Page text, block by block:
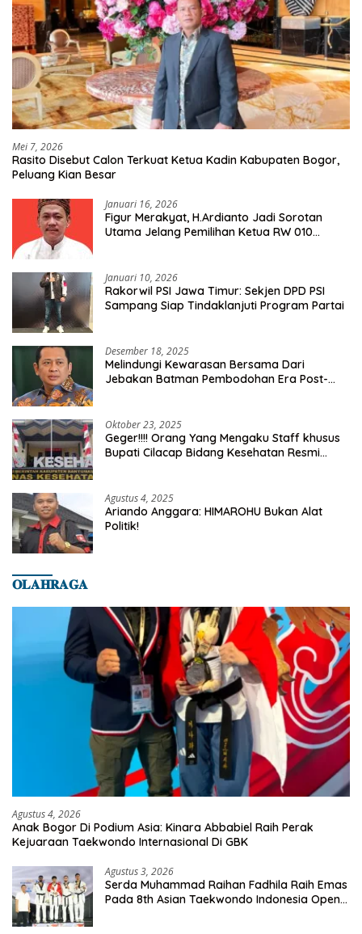
Mei 7, 2026
Rasito Disebut Calon Terkuat Ketua Kadin Kabupaten Bogor,
Peluang Kian Besar
Januari 16, 2026
Figur Merakyat, H.Ardianto Jadi Sorotan
Utama Jelang Pemilihan Ketua RW 010
Januari 10, 2026
Rakorwil PSI Jawa Timur: Sekjen DPD PSI
Sampang Siap Tindaklanjuti Program Partai
Desember 18, 2025
Melindungi Kewarasan Bersama Dari
Jebakan Batman Pembodohan Era Post-
Oktober 23, 2025
Geger!!!! Orang Yang Mengaku Staff khusus
Bupati Cilacap Bidang Kesehatan Resmi
Agustus 4, 2025
Ariando Anggara: HIMAROHU Bukan Alat
Politik!
𝐎𝐋𝐀𝐇𝐑𝐀𝐆𝐀
Agustus 4, 2026
Anak Bogor Di Podium Asia: Kinara Abbabiel Raih Perak
Kejuaraan Taekwondo Internasional Di GBK
Agustus 3, 2026
Serda Muhammad Raihan Fadhila Raih Emas
Pada 8th Asian Taekwondo Indonesia Open